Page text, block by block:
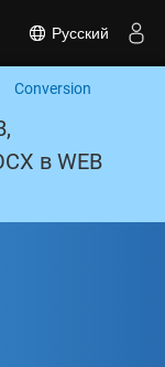
Русский
Conversion
в WEB